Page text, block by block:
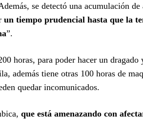
se detectó una acumulación de
un tiempo prudencial hasta que la
”.
horas, para poder hacer un dragado
además tiene otras 100 horas de
quedar incomunicados.
que está amenazando con